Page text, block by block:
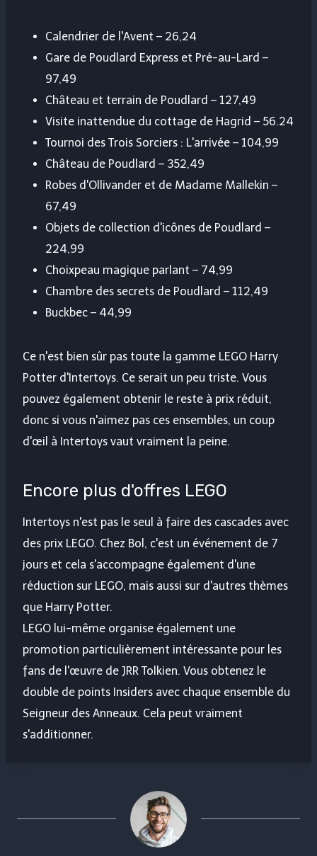
Calendrier de l'Avent – 26,24
Gare de Poudlard Express et Pré-au-Lard –
97,49
Château et terrain de Poudlard – 127,49
Visite inattendue du cottage de Hagrid – 56.24
Tournoi des Trois Sorciers : L'arrivée – 104,99
Château de Poudlard – 352,49
Robes d'Ollivander et de Madame Mallekin –
67,49
Objets de collection d'icônes de Poudlard –
224,99
Choixpeau magique parlant – 74,99
Chambre des secrets de Poudlard – 112,49
Buckbec – 44,99
Ce n'est bien sûr pas toute la gamme LEGO Harry
Potter d'Intertoys. Ce serait un peu triste. Vous
pouvez également obtenir le reste à prix réduit,
donc si vous n'aimez pas ces ensembles, un coup
d'œil à Intertoys vaut vraiment la peine.
Encore plus d'offres LEGO
Intertoys n'est pas le seul à faire des cascades avec
des prix LEGO. Chez Bol, c'est un événement de 7
jours et cela s'accompagne également d'une
réduction sur LEGO, mais aussi sur d'autres thèmes
que Harry Potter.
LEGO lui-même organise également une
promotion particulièrement intéressante pour les
fans de l'œuvre de JRR Tolkien. Vous obtenez le
double de points Insiders avec chaque ensemble du
Seigneur des Anneaux. Cela peut vraiment
s'additionner.